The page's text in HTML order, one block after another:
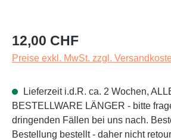
Regulärer Preis:
12,00 CHF
Preise exkl. MwSt. zzgl.
Lieferzeit i.d.R. ca. 2 Wochen,
BESTELLWARE LÄNGER - bitte
dringenden Fällen bei uns nach.
Bestellung bestellt - daher nicht